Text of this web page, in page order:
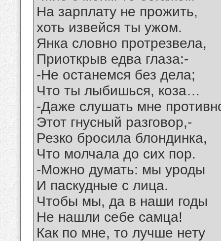
На зарплату не прожить,
хоть извейся ты ужом.
Янка словно протрезвела,
Приоткрыв едва глаза:-
-Не останемся без дела;
Что ты лыбишься, коза…
-Даже слушать мне
Этот гнусный разговор,-
Резко бросила блондинка,
Что молчала до сих пор.
-Можно думать: мы уроды
И паскудные с лица.
Чтобы мы, да в наши годы
Не нашли себе самца!
Как по мне, то лучше нету